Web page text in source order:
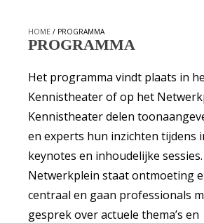
HOME / PROGRAMMA
PROGRAMMA
Het programma vindt plaats in
Kennistheater of op het
Kennistheater delen
en experts hun inzichten tijdens
keynotes en inhoudelijke
Netwerkplein staat ontmoeting
centraal en gaan professionals
gesprek over actuele thema’s en